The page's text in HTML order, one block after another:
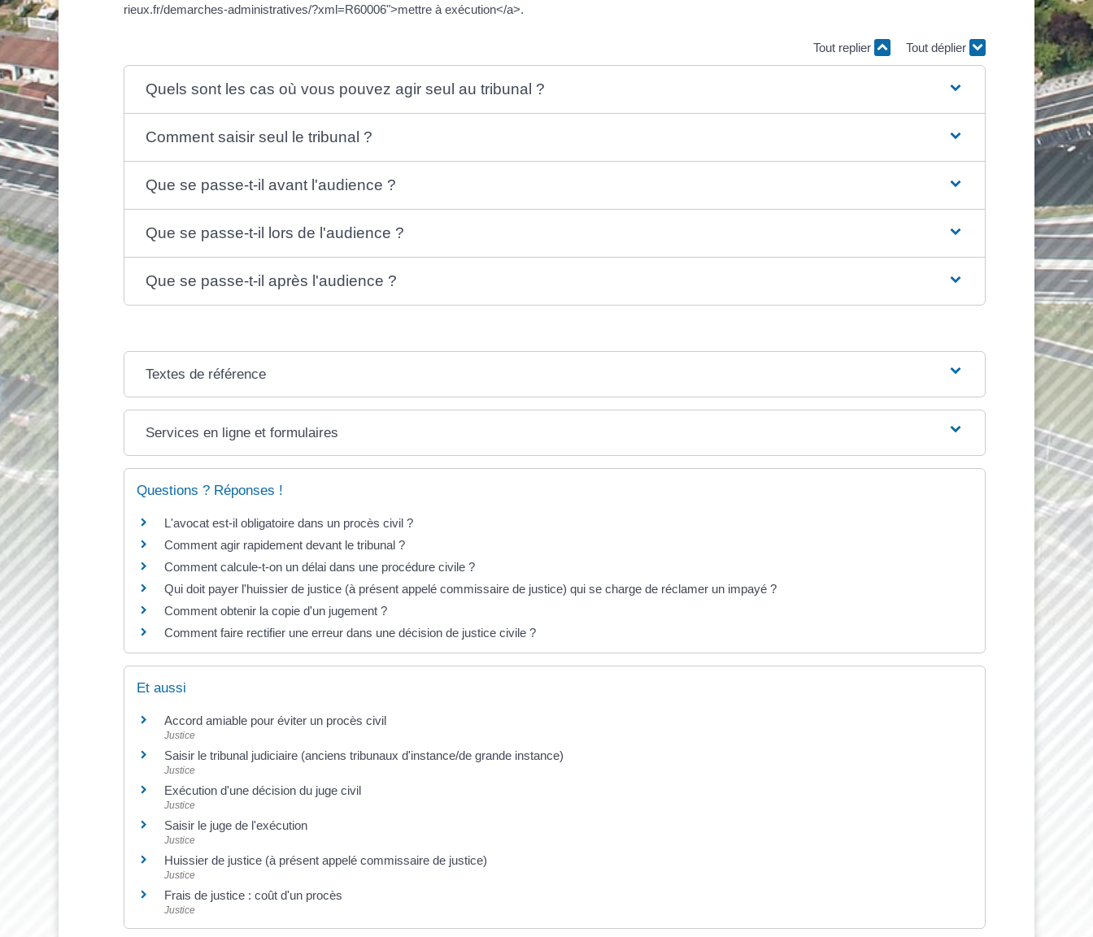
rieux.fr/demarches-administratives/?xml=R60006">mettre à exécution</a>.
Tout replier Tout déplier
Quels sont les cas où vous pouvez agir seul au tribunal ?
Comment saisir seul le tribunal ?
Que se passe-t-il avant l'audience ?
Que se passe-t-il lors de l'audience ?
Que se passe-t-il après l'audience ?
Textes de référence
Services en ligne et formulaires
Questions ? Réponses !
L'avocat est-il obligatoire dans un procès civil ?
Comment agir rapidement devant le tribunal ?
Comment calcule-t-on un délai dans une procédure civile ?
Qui doit payer l'huissier de justice (à présent appelé commissaire de justice) qui se charge de réclamer un impayé ?
Comment obtenir la copie d'un jugement ?
Comment faire rectifier une erreur dans une décision de justice civile ?
Et aussi
Accord amiable pour éviter un procès civil
Justice
Saisir le tribunal judiciaire (anciens tribunaux d'instance/de grande instance)
Justice
Exécution d'une décision du juge civil
Justice
Saisir le juge de l'exécution
Justice
Huissier de justice (à présent appelé commissaire de justice)
Justice
Frais de justice : coût d'un procès
Justice